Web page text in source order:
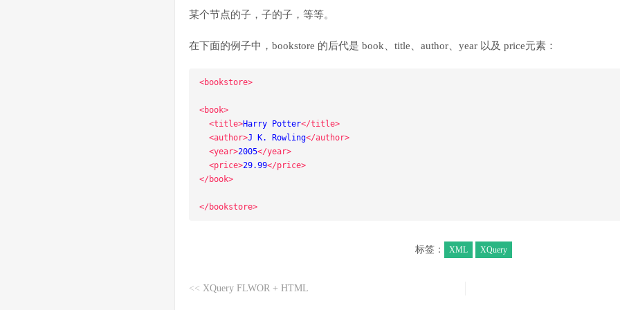
某个节点的子，子的子，等等。
在下面的例子中，bookstore 的后代是 book、title、author、year 以及 price元素：
<bookstore>
<book>
<title>Harry Potter</title>
<author>J K. Rowling</author>
<year>2005</year>
<price>29.99</price>
</book>
</bookstore>
标签： XML XQuery
<< XQuery FLWOR + HTML